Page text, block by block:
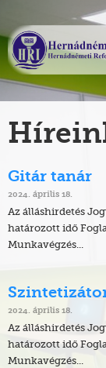
Gitár tanár
2024. április 18.
Az álláshirdetés
határozott idő
Munkavégzés...
2024. április 18.
Az álláshirdetés
határozott idő
Munkavégzés...